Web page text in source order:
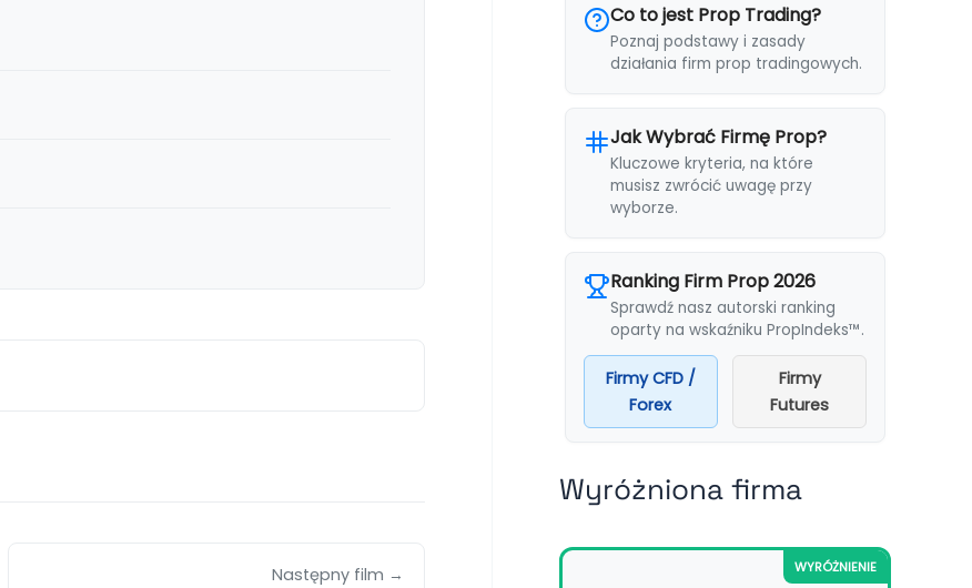
Następny film →
Co to jest Prop Trading?
Poznaj podstawy i zasady
działania firm prop tradingowych.
Jak Wybrać Firmę Prop?
Kluczowe kryteria, na które
musisz zwrócić uwagę przy
wyborze.
Ranking Firm Prop 2026
Sprawdź nasz autorski ranking
oparty na wskaźniku PropIndeks™.
Firmy CFD /
Forex
Firmy
Futures
Wyróżniona firma
WYRÓŻNIENIE